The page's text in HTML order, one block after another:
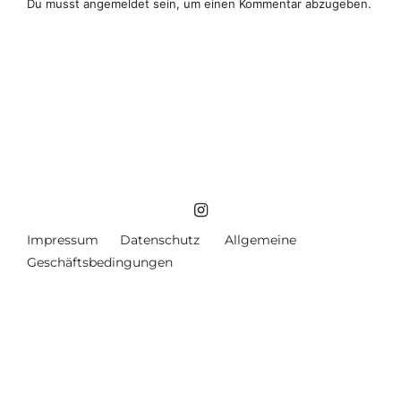
Du musst angemeldet sein, um einen Kommentar abzugeben.
Impressum Datenschutz
Allgemeine
Geschäftsbedingungen